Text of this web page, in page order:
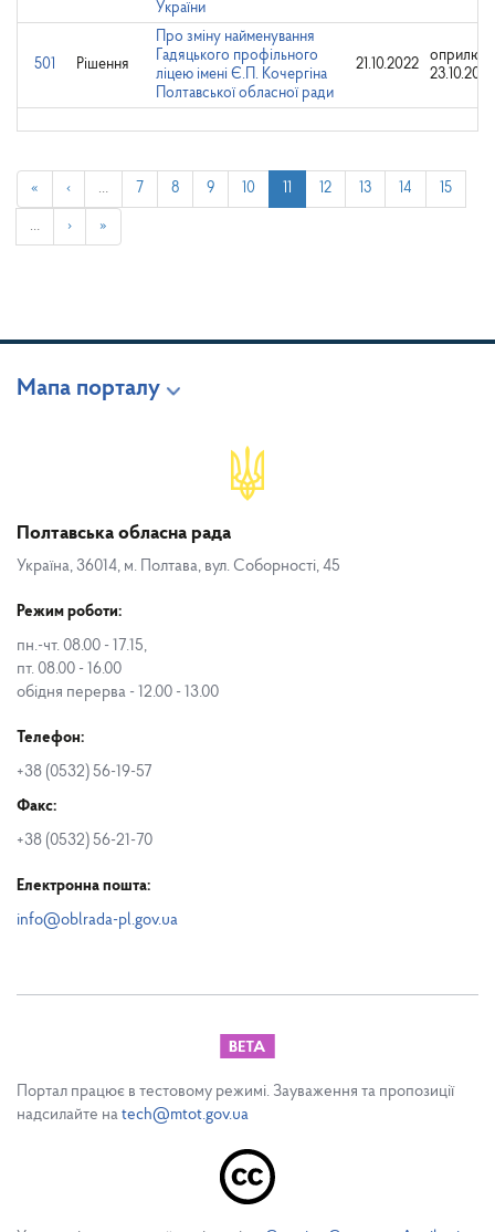
України
501 Рішення
Про зміну найменування
Гадяцького профільного
ліцею імені Є.П. Кочергіна
Полтавської обласної ради
21.10.2022
23.10.2022
« ‹ … 7 8 9 10 12 13 14 15
… › »
Мапа порталу
Полтавська обласна рада
Україна, 36014, м. Полтава, вул. Соборності, 45
Режим роботи:
пн.-чт. 08.00 - 17.15,
пт. 08.00 - 16.00
обідня перерва - 12.00 - 13.00
Телефон:
+38 (0532) 56-19-57
Факс:
+38 (0532) 56-21-70
Електронна пошта:
info@oblrada-pl.gov.ua
Портал працює в тестовому режимі. Зауваження та пропозиції
надсилайте на tech@mtot.gov.ua